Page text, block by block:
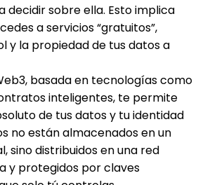
decidir sobre ella. Esto implica
a servicios “gratuitos”,
y la propiedad de tus datos a
basada en tecnologías como
inteligentes, te permite
de tus datos y tu identidad
no están almacenados en un
sino distribuidos en una red
y protegidos por claves